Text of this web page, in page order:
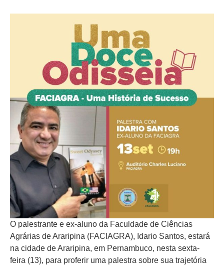
O palestrante e ex-aluno da Faculdade de Ciências
Agrárias de Araripina (FACIAGRA), Idario Santos, estará
na cidade de Araripina, em Pernambuco, nesta sexta-
feira (13), para proferir uma palestra sobre sua trajetória